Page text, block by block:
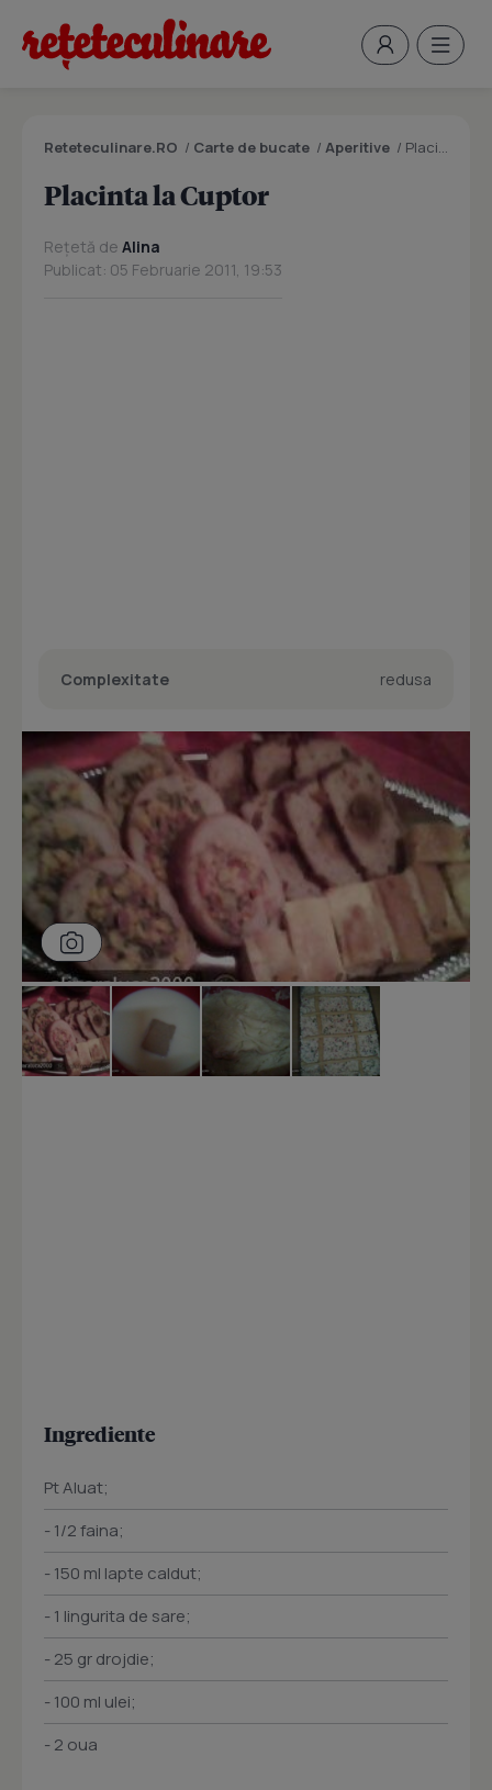
Reteteculinare.RO / Carte de bucate / Aperitive / Placinta la Cuptor
Placinta la Cuptor
Rețetă de Alina
Publicat: 05 Februarie 2011, 19:53
Complexitate redusa
Ingrediente
Pt Aluat;
- 1/2 faina;
- 150 ml lapte caldut;
- 1 lingurita de sare;
- 25 gr drojdie;
- 100 ml ulei;
- 2 oua